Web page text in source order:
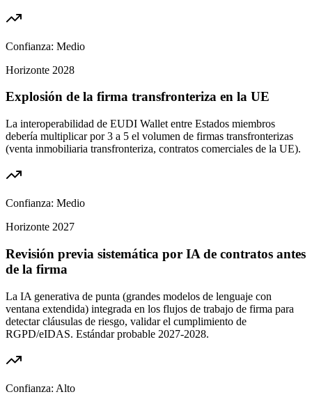
Confianza: Medio
Horizonte 2028
Explosión de la firma transfronteriza en la UE
La interoperabilidad de EUDI Wallet entre Estados miembros
debería multiplicar por 3 a 5 el volumen de firmas transfronterizas
(venta inmobiliaria transfronteriza, contratos comerciales de la UE).
Confianza: Medio
Horizonte 2027
Revisión previa sistemática por IA de contratos antes
de la firma
La IA generativa de punta (grandes modelos de lenguaje con
ventana extendida) integrada en los flujos de trabajo de firma para
detectar cláusulas de riesgo, validar el cumplimiento de
RGPD/eIDAS. Estándar probable 2027-2028.
Confianza: Alto